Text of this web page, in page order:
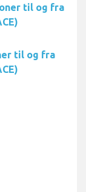
til og fra
til og fra